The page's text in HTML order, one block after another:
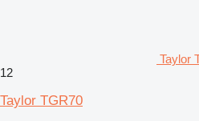
Taylor
12
Taylor TGR70